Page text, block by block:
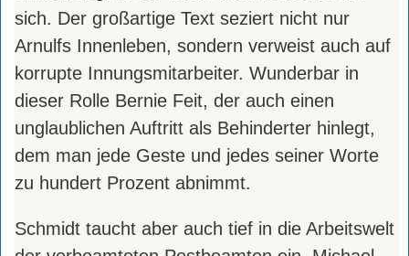
sich. Der großartige Text seziert nicht nur
Arnulfs Innenleben, sondern verweist auch auf
korrupte Innungsmitarbeiter. Wunderbar in
dieser Rolle Bernie Feit, der auch einen
unglaublichen Auftritt als Behinderter hinlegt,
dem man jede Geste und jedes seiner Worte
zu hundert Prozent abnimmt.
Schmidt taucht aber auch tief in die Arbeitswelt